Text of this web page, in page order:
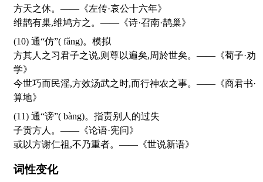
方天之休。——《左传·哀公十六年》
维鹊有巢,维鸠方之。——《诗·召南·鹊巢》
(10) 通“仿”( fǎng)。模拟
方其人之习君子之说,则尊以遍矣,周於世矣。——《荀子·劝
学》
今世巧而民淫,方效汤武之时,而行神农之事。——《商君书·
算地》
(11) 通“谤”( bàng)。指责别人的过失
子贡方人。——《论语·宪问》
或以方谢仁祖,不乃重者。——《世说新语》
词性变化